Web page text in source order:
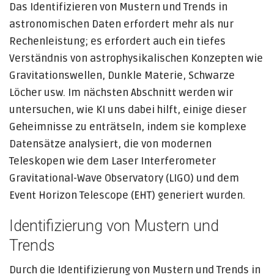
Das Identifizieren von Mustern und Trends in
astronomischen Daten erfordert mehr als nur
Rechenleistung; es erfordert auch ein tiefes
Verständnis von astrophysikalischen Konzepten wie
Gravitationswellen, Dunkle Materie, Schwarze
Löcher usw. Im nächsten Abschnitt werden wir
untersuchen, wie KI uns dabei hilft, einige dieser
Geheimnisse zu enträtseln, indem sie komplexe
Datensätze analysiert, die von modernen
Teleskopen wie dem Laser Interferometer
Gravitational-Wave Observatory (LIGO) und dem
Event Horizon Telescope (EHT) generiert wurden.
Identifizierung von Mustern und
Trends
Durch die Identifizierung von Mustern und Trends in